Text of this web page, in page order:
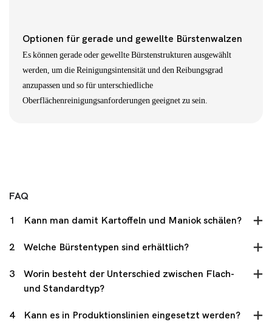
Optionen für gerade und gewellte Bürstenwalzen
Es können gerade oder gewellte Bürstenstrukturen ausgewählt
werden, um die Reinigungsintensität und den Reibungsgrad
anzupassen und so für unterschiedliche
Oberflächenreinigungsanforderungen geeignet zu sein.
FAQ
1 Kann man damit Kartoffeln und Maniok schälen?
2 Welche Bürstentypen sind erhältlich?
3
Worin besteht der Unterschied zwischen Flach-
und Standardtyp?
4 Kann es in Produktionslinien eingesetzt werden?